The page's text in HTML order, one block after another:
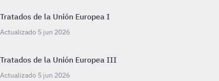
Tratados de la Unión Europea I
Actualizado 5 jun 2026
Tratados de la Unión Europea III
Actualizado 5 jun 2026